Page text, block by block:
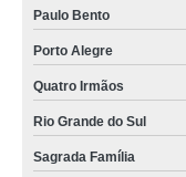
Paulo Bento
Porto Alegre
Quatro Irmãos
Rio Grande do Sul
Sagrada Família